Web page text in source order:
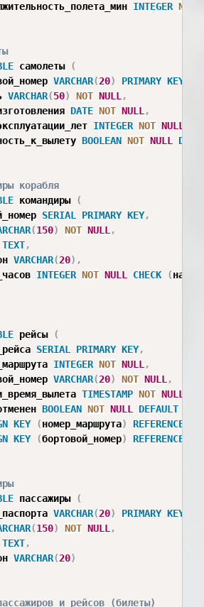
INTEGER NOT
самолеты (
VARCHAR(20) PRIMARY KEY
VARCHAR(50) NOT NULL ,
DATE NOT NULL ,
INTEGER NOT NULL
BOOLEAN NOT NULL
корабля
командиры (
SERIAL PRIMARY KEY,
(150) NOT NULL ,
TEXT,
VARCHAR(20) ,
INTEGER NOT NULL CHECK (
рейсы (
SERIAL PRIMARY KEY,
INTEGER NOT NULL ,
VARCHAR(20) NOT NULL ,
TIMESTAMP NOT NULL
BOOLEAN NOT NULL DEFAULT
KEY (номер_маршрута) REFERENCES
KEY (бортовой_номер) REFERENCES
пассажиры (
VARCHAR(20) PRIMARY KEY
(150) NOT NULL ,
TEXT,
VARCHAR(20)
и рейсов (билеты)